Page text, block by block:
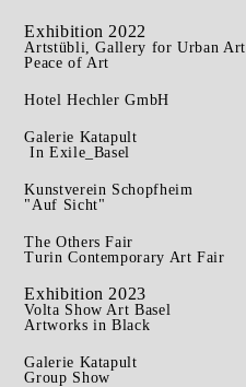
Exhibition 2022
Artstübli, Gallery for Urban Art
Peace of Art
Hotel Hechler GmbH
Galerie Katapult
In Exile_Basel
Kunstverein Schopfheim
"Auf Sicht"
The Others Fair
Turin Contemporary Art Fair
Exhibition 2023
Volta Show Art Basel
Artworks in Black
Galerie Katapult
Group Show